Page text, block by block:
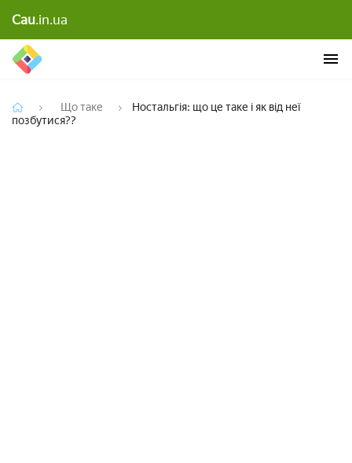
Cau.in.uaНостальгія: що це таке і як від неї позбутися??
Що таке
Ностальгія: що це таке і як від неї
позбутися??